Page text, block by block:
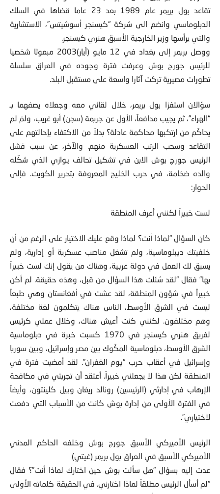
الخارجية الأميركيين بشأن “الإرهاب” في الأعوام الثلاثة التالية.
تقاعد بول بريمر عام 1989 بعد 23 عاما قضاها في السلك
الدبلوماسي وانضم الى شركة “كيسنجر أسوشيتس”، الاستشارية
والتي يرأسها وزير الخارجية الأسبق هنري كيسنجر.
ووصل بريمر إلى بغداد في 12 مايو (أيار)2003 مبعوثا شخصيا
للرئيس جورج بوش وعرفت فترة وجوده في العراق سلسلة
سؤالان استفزا بول بريمر، خلال لقائي معه وجعلاه يصفهما بـ
“الهراء”، ثم يجيب مدافعاً، الأول عن جريمة (سجن) أبو غريب، ولمَ لم
يحاكَم من ارتكبها محاكمة عادلة؟ بدلاً من الاكتفاء بإحالتهم على
التقاعد وسحب الرتب العسكرية منهم. والآخر، عن سبب فشل
الرئيس جورج بوش الابن في تشكيل تحالف يوازي الذي شكّله
والده ضخامة، في حرب الخليج المعروفة بتحرير الكويت. فإلى
كان السؤال “لماذا أنت؟ لماذا وقع عليك الاختيار على الرغم من أن
خلفيتك ديبلوماسية، ولم تشغل مناصب عسكرية أو إدارية، ولم
يسبق لك العمل في دولة عربية، وهناك من يقول إنك لست خبيراً
بها” فقال “لقد سُئلت هذا السؤال من قبل، وهذه حقيقة. لم أكن
خبيراً في شؤون المنطقة، لقد عشت في أفغانستان وهي طبعاً
ليست في الشرق الأوسط، الناس هناك يتكلمون لغة مختلفة،
وهم مختلفون. لكنني كنت أعيش هناك، وخلال عملي كرئيس
لفريق هنري كيسنجر في 1970 كسبت خبرة في دبلوماسية
الشرق الأوسط، دبلوماسية المكّوك بين مصر وإسرائيل، وبين سوريا
وإسرائيل في أعقاب حرب “يوم الغفران”. لقد أمضيت فترة في
المنطقة لكن هذا لا يجعلني خبيراً. أعتقد أن تجربتي في مكافحة
الإرهاب في إدارتَي (الرئيسين) رونالد ريغان وبيل كلينتون، وأيضاً
في الفترة الأولى من إدارة بوش كانت من الأسباب التي دفعت
الرئيس الأميركي الأسبق جورج بوش وخلفه الحاكم المدني
الأميركي الأسبق في العراق بول بريمر (غيتي)
عدت إليه بسؤال “هل سألت بوش حين اختارك لماذا أنت”؟ فقال